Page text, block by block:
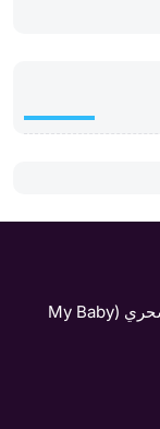
صغير اليونيكورن: رعاية المهر السحري (My Baby